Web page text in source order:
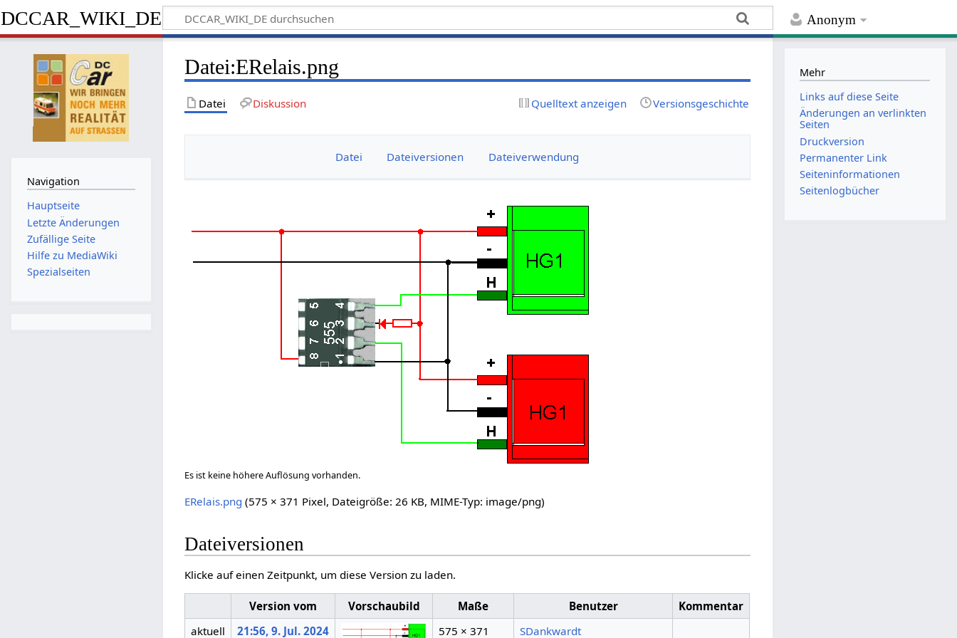
Anonym
DCCAR_WIKI_DE
Datei:ERelais.png
Datei Diskussion Quelltext anzeigen Versionsgeschichte
Datei Dateiversionen Dateiverwendung
Es ist keine höhere Auflösung vorhanden.
ERelais.png (575 × 371 Pixel, Dateigröße: 26 KB, MIME-Typ: image/png)
Dateiversionen
Klicke auf einen Zeitpunkt, um diese Version zu laden.
Version vom Vorschaubild Maße Benutzer
Kommentar
aktuell
21:56, 9. Jul. 2024 575 × 371 SDankwardt
Navigation
Hauptseite
Letzte Änderungen
Zufällige Seite
Hilfe zu MediaWiki
Spezialseiten
Mehr
Links auf diese Seite
Änderungen an verlinkten
Seiten
Druckversion
Permanenter Link
Seiten­­informationen
Seitenlogbücher